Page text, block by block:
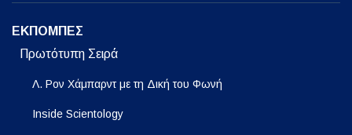
ΕΚΠΟΜΠΕΣ
Πρωτότυπη Σειρά
Λ. Ρον Χάμπαρντ με τη Δική του Φωνή
Inside Scientology